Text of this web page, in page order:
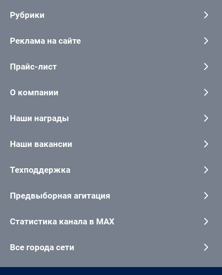
Рубрики
Реклама на сайте
Прайс-лист
О компании
Наши награды
Наши вакансии
Техподдержка
Предвыборная агитация
Статистика канала в MAX
Все города сети